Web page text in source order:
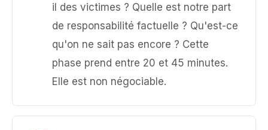
il des victimes ? Quelle est notre part
de responsabilité factuelle ? Qu'est-ce
qu'on ne sait pas encore ? Cette
phase prend entre 20 et 45 minutes.
Elle est non négociable.